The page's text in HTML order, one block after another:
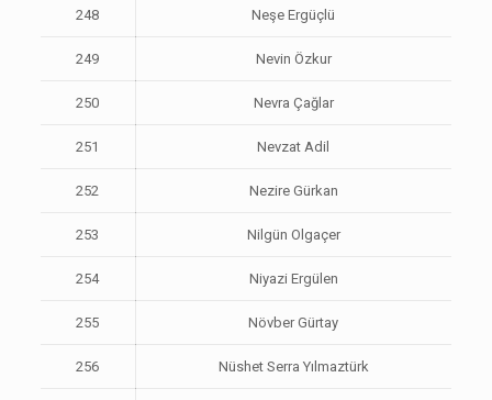
248 Neşe Ergüçlü
249 Nevin Özkur
250 Nevra Çağlar
251 Nevzat Adil
252 Nezire Gürkan
253 Nilgün Olgaçer
254 Niyazi Ergülen
255 Növber Gürtay
256 Nüshet Serra Yılmaztürk